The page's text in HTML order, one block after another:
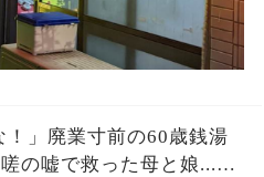
！」廃業寸前の60歳銭湯
の嘘で救った母と娘...お